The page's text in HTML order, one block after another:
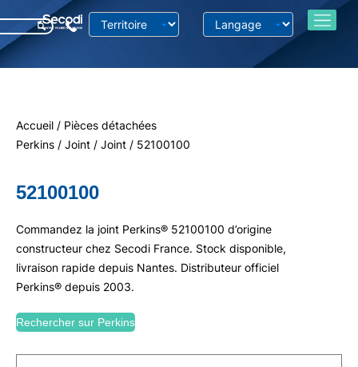
Accueil / Pièces détachées
Perkins / Joint / Joint / 52100100
52100100
Commandez la joint Perkins® 52100100 d’origine
constructeur chez Secodi France. Stock disponible,
livraison rapide depuis Nantes. Distributeur officiel
Perkins® depuis 2003.
Rechercher sur Perkins